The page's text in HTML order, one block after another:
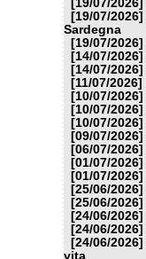
[19/07/2026]
[19/07/2026]
Sardegna
[19/07/2026]
[14/07/2026]
[14/07/2026]
[11/07/2026]
[10/07/2026]
[10/07/2026]
[10/07/2026]
[09/07/2026]
[06/07/2026]
[01/07/2026]
[01/07/2026]
[25/06/2026]
[25/06/2026]
[24/06/2026]
[24/06/2026]
[24/06/2026]
vita